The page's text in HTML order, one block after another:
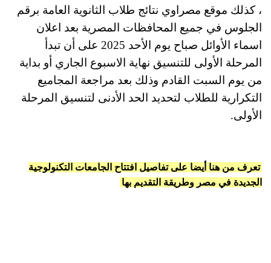
، كذلك موقع مصراوي نتائج طلاب الثانوية العامة برقم
الجلوس في جميع المحافظات المصرية بعد اعلان
اسماء الأوائل صباح يوم الأحد 2025 على أن تبدأ
المرحلة الأولى للتنسيق نهاية الاسبوع الجاري أو بداية
من يوم السبت القادم وذلك بعد مراجعة المجاميع
التكرارية للطلاب لتحديد الحد الأدنى لتنسيق المرحلة
الأولى.
تعرف من هنا أيضا على تفاصيل افتتاح الجامعات التكنولوجية
الجديدة في مصر وطريقة التقديم بها